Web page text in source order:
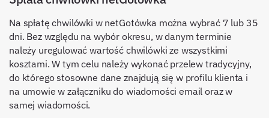
Na spłatę chwilówki w netGotówka można wybrać 7 lub 35
dni. Bez względu na wybór okresu, w danym terminie
należy uregulować wartość chwilówki ze wszystkimi
kosztami. W tym celu należy wykonać przelew tradycyjny,
do którego stosowne dane znajdują się w profilu klienta i
na umowie w załączniku do wiadomości email oraz w
samej wiadomości.